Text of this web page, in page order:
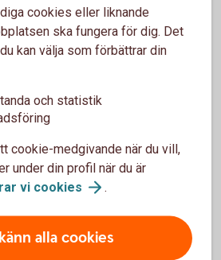
Swedbank Pensionsplan till förmån
avdragsgill med upp till 35
lön, dock max tio prisbasbelopp.
inför årsskiftet
vara bra att se över kommande
för att se om du behöver göra
cookies eller liknande
ska fungera för dig. Det
kan välja som förbättrar din
och statistik
cookie-medgivande när du vill,
under din profil när du är
vi cookies .
alla cookies